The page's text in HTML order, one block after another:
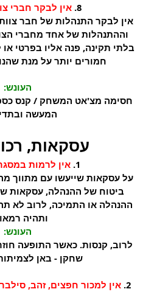
8. אין לבקר חברי
אין לבקר התנהלות של חבר
וההתנהלות של אחד מחברי
בלתי תקינה, פנה אליו בפרטי
חמורים יותר על מנת
העונש:
חסימה מצ'אט המשחק / קנס
המעשה
עסקאות,
1. אין לרמות
על עסקאות שייעשו עם מתווך
ביטוח של ההנהלה, עסקאות
ההנהלה או התמיכה, לרוב לא
ותהיה
העונש:
לרוב, קנסות. כאשר התופעה
שחקן - באן
2. אין למכור חפצים, זהב,